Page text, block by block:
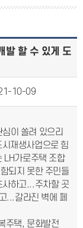
발 할 수 있게 도
10-09
이 쏠려 있으리
재생사업으로 힘
LH가로주택 조합
되지 못한 주민들
사하고...주차할 곳
...갈라진 벽에 페
주택, 문화발전